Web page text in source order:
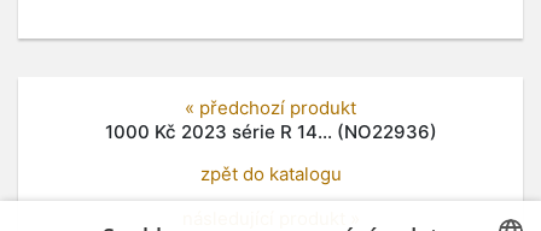
« předchozí produkt
1000 Kč 2023 série R 14... (NO22936)
zpět do katalogu